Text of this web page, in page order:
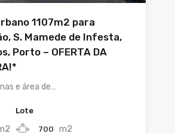
1107m2 para
S. Mamede de Infesta,
Porto – OFERTA DA
e área de…
Lote
700 m2